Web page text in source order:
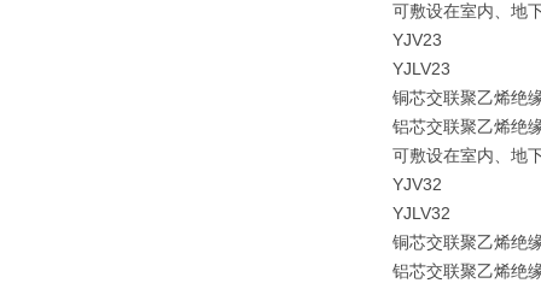
可敷设在室内、地
YJV23
YJLV23
铜芯交联聚乙烯绝
铝芯交联聚乙烯绝
可敷设在室内、地
YJV32
YJLV32
铜芯交联聚乙烯绝
铝芯交联聚乙烯绝